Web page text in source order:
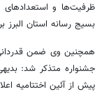
ظرفیت‌ها و
بسیج رسانه استان البرز
همچنین وی ضمن قدردانی
جشنواره متذکر شد:
پیش از آئین اختتامیه